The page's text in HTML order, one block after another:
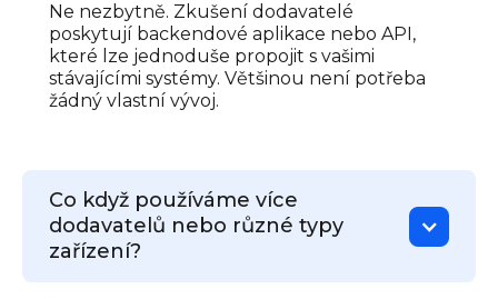
Ne nezbytně. Zkušení dodavatelé
poskytují backendové aplikace nebo API,
které lze jednoduše propojit s vašimi
stávajícími systémy. Většinou není potřeba
žádný vlastní vývoj.
Co když používáme více
dodavatelů nebo různé typy
zařízení?